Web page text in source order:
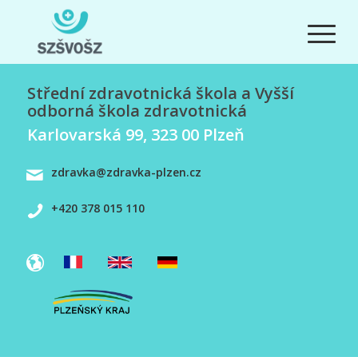
Střední zdravotnická škola a Vyšší
odborná škola zdravotnická
Karlovarská 99, 323 00 Plzeň
zdravka@zdravka-plzen.cz
+420 378 015 110